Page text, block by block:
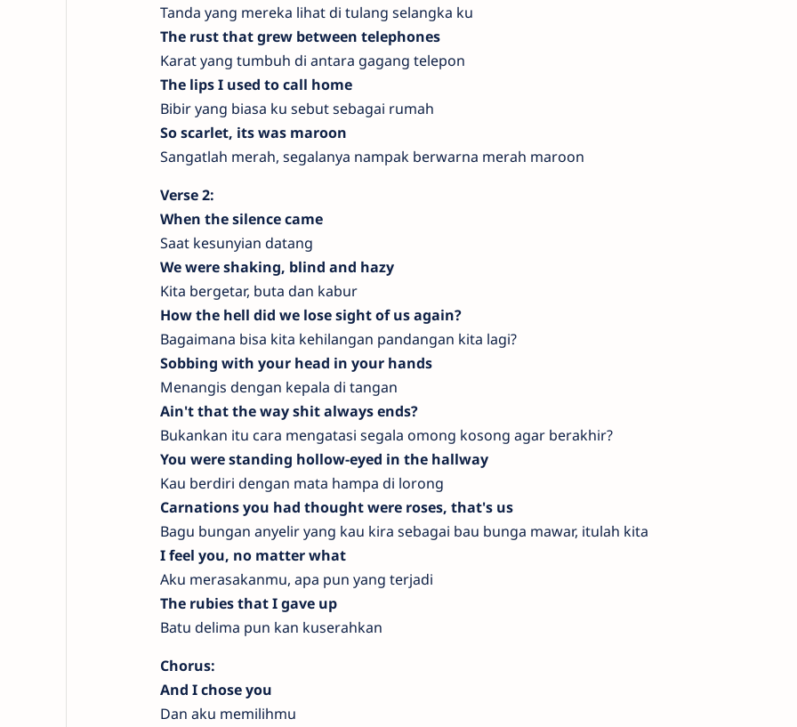
Tanda yang mereka lihat di tulang selangka ku
The rust that grew bеtween telephones
Karat yang tumbuh di antara gagang telepon
The lips I used to call home
Bibir yang biasa ku sebut sebagai rumah
So scarlet, its was maroon
Sangatlah merah, segalanya nampak berwarna merah maroon
Verse 2:
When the silence came
Saat kesunyian datang
We were shaking, blind and hazy
Kita bergetar, buta dan kabur
How the hell did we lose sight of us again?
Bagaimana bisa kita kehilangan pandangan kita lagi?
Sobbing with your head in your hands
Menangis dengan kepala di tangan
Ain't that the way shit always ends?
Bukankan itu cara mengatasi segala omong kosong agar berakhir?
You were standing hollow-eyed in the hallway
Kau berdiri dengan mata hampa di lorong
Carnations you had thought were roses, that's us
Bagu bungan anyelir yang kau kira sebagai bau bunga mawar, itulah kita
I feel you, no matter what
Aku merasakanmu, apa pun yang terjadi
The rubies that I gave up
Batu delima pun kan kuserahkan
Chorus:
And I chose you
Dan aku memilihmu